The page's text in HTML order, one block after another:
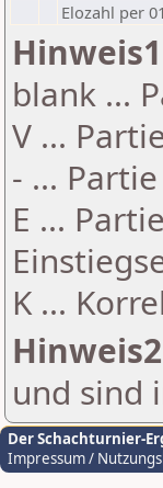
Elozahl per
Hinweis1
blank ...
V ...
- ...
E ...
K ...
Hinweis2
und sind
Der Schachturnier-
Impressum /